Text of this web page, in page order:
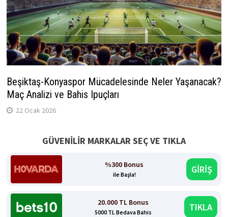
Beşiktaş-Konyaspor Mücadelesinde Neler Yaşanacak?
Maç Analizi ve Bahis Ipuçları
22 Ocak 2026
GÜVENİLİR MARKALAR SEÇ VE TIKLA
%300 Bonus
ile Başla! GİRİŞ
20.000 TL Bonus
5000 TL Bedava Bahis TIKLA